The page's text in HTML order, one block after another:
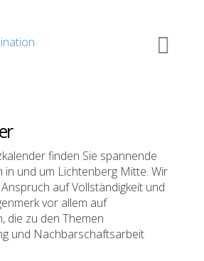
finden Sie spannende
in und um Lichtenberg Mitte. Wir
auf Vollständigkeit und
vor allem auf
die zu den Themen
und Nachbarschaftsarbeit